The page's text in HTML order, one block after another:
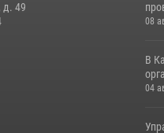
д. 49
08
В
04